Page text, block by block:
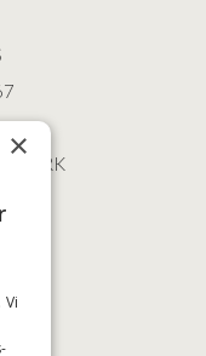
×